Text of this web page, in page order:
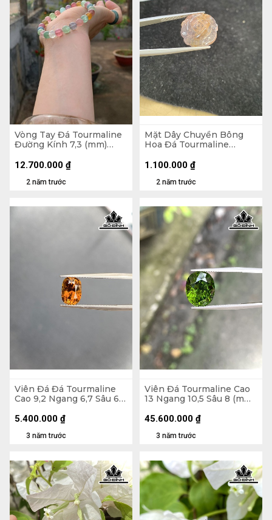
Vòng Tay Đá Tourmaline
Đường Kính 7,3 (mm)
2 năm trước
12.700.000 ₫
Mặt Dây Chuyền Bông
Hoa Đá Tourmaline
2 năm trước
1.100.000 ₫
Viên Đá Đá Tourmaline
Cao 9,2 Ngang 6,7 Sâu 6
3 năm trước
5.400.000 ₫
Viên Đá Tourmaline Cao
13 Ngang 10,5 Sâu 8 (mm)
3 năm trước
45.600.000 ₫